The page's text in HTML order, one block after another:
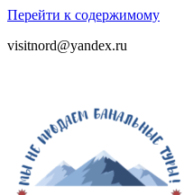
Перейти к содержимому
visitnord@yandex.ru